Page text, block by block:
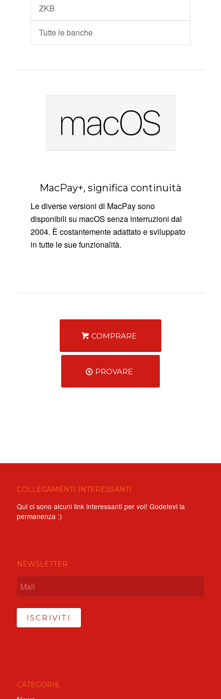
ZKB
Tutte le banche
MacPay+, significa continuità
Le diverse versioni di MacPay sono
disponibili su macOS senza interruzioni dal
2004. È costantemente adattato e sviluppato
in tutte le sue funzionalità.
COMPRARE
PROVARE
COLLEGAMENTI INTERESSANTI
Qui ci sono alcuni link interessanti per voi! Godetevi la
permanenza :)
NEWSLETTER
ISCRIVITI
CATEGORIE